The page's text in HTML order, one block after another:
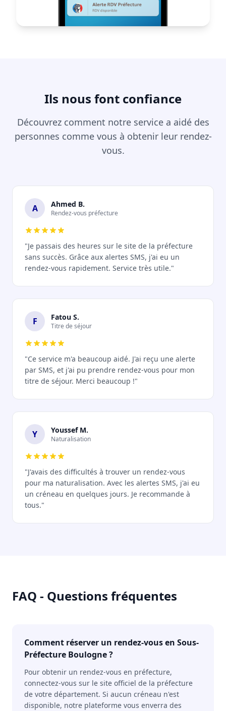
Ils nous font confiance
Découvrez comment notre service a aidé des
personnes comme vous à obtenir leur rendez-
vous.
A Ahmed B.
Rendez-vous préfecture
"Je passais des heures sur le site de la préfecture
sans succès. Grâce aux alertes SMS, j'ai eu un
rendez-vous rapidement. Service très utile."
F Fatou S.
Titre de séjour
"Ce service m'a beaucoup aidé. J'ai reçu une alerte
par SMS, et j'ai pu prendre rendez-vous pour mon
titre de séjour. Merci beaucoup !"
Y Youssef M.
Naturalisation
"J'avais des difficultés à trouver un rendez-vous
pour ma naturalisation. Avec les alertes SMS, j'ai eu
un créneau en quelques jours. Je recommande à
tous."
FAQ - Questions fréquentes
Comment réserver un rendez-vous en Sous-
Préfecture Boulogne ?
Pour obtenir un rendez-vous en préfecture,
connectez-vous sur le site officiel de la préfecture
de votre département. Si aucun créneau n'est
disponible, notre plateforme vous enverra des